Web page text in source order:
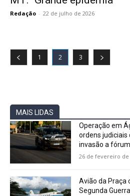
Redação - 22 de julho de 2026
1 2 3
MAIS LIDAS
Operação em
ordens
invasão a
26 de fevereiro de
Avião da Praça
Segunda